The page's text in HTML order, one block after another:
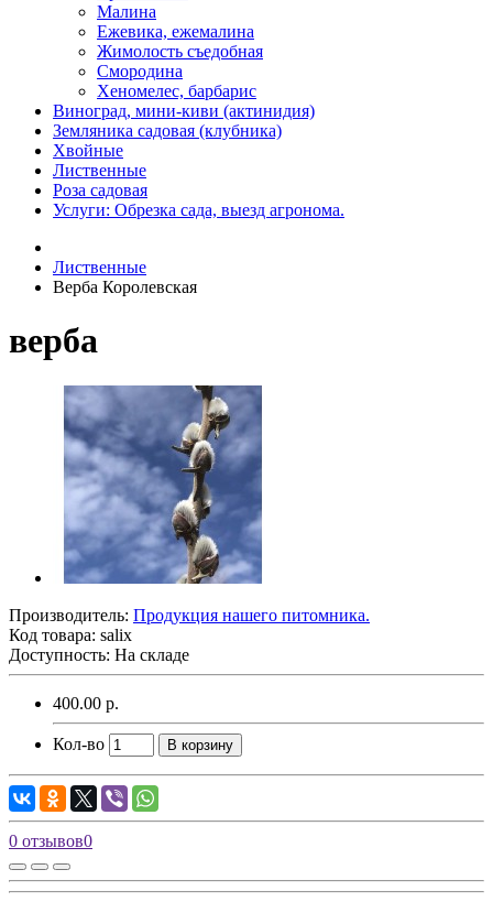
Малина
Ежевика, ежемалина
Жимолость съедобная
Смородина
Хеномелес, барбарис
Виноград, мини-киви (актинидия)
Земляника садовая (клубника)
Хвойные
Лиственные
Роза садовая
Услуги: Обрезка сада, выезд агронома.
Лиственные
Верба Королевская
верба
Производитель: Продукция нашего питомника.
Код товара: salix
Доступность: На складе
400.00 р.
Кол-во В корзину
0 отзывов0